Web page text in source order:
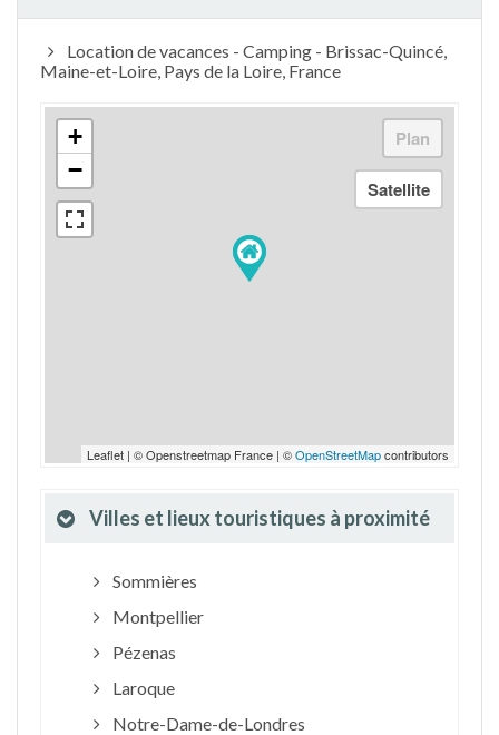
Location de vacances - Camping - Brissac-Quincé,
Maine-et-Loire, Pays de la Loire, France
+
−
Leaflet | © Openstreetmap France | ©OpenStreetMapcontributors
Villes et lieux touristiques à proximité
Sommières
Montpellier
Pézenas
Laroque
Notre-Dame-de-Londres